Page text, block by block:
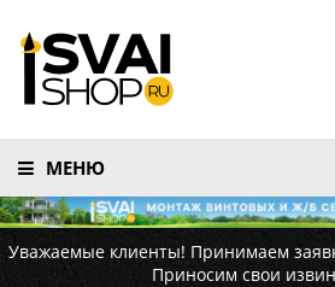
МЕНЮ
Уважаемые клиенты! Принимаем
Приносим свои